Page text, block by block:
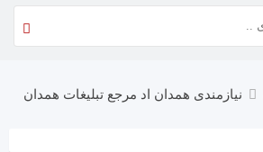
نیازمندی همدان اد مرجع تبلیغات همدان